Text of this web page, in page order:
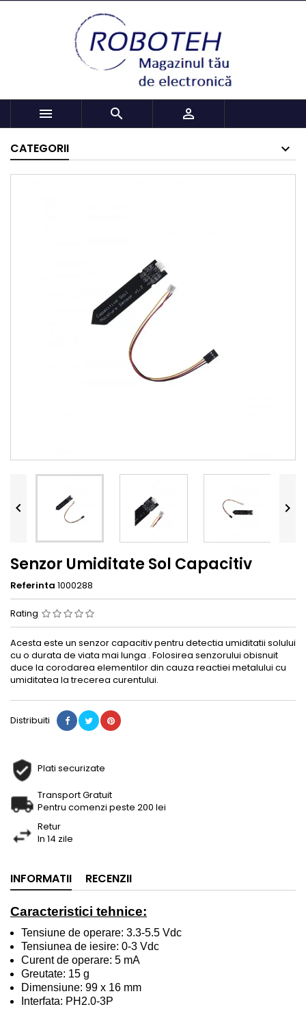
  
CATEGORII
 
Senzor Umiditate Sol Capacitiv
Referinta 1000288
Rating
Acesta este un senzor capacitiv pentru detectia umiditatii solului
cu o durata de viata mai lunga . Folosirea senzorului obisnuit
duce la corodarea elementilor din cauza reactiei metalului cu
umiditatea la trecerea curentului.
Distribuiti
Plati securizate
Transport Gratuit
Pentru comenzi peste 200 lei
Retur
In 14 zile
INFORMATII RECENZII
Caracteristici tehnice:
Tensiune de operare: 3.3-5.5 Vdc
Tensiunea de iesire: 0-3 Vdc
Curent de operare: 5 mA
Greutate: 15 g
Dimensiune: 99 x 16 mm
Interfata: PH2.0-3P